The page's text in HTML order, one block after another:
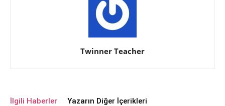
Twinner Teacher
İlgili Haberler Yazarın Diğer İçerikleri